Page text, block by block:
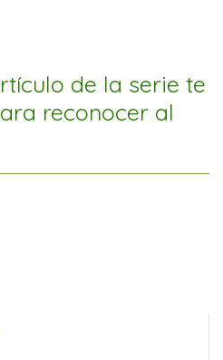
de la serie te
reconocer al